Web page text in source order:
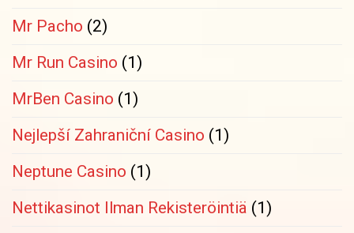
Mr Pacho (2)
Mr Run Casino (1)
MrBen Casino (1)
Nejlepší Zahraniční Casino (1)
Neptune Casino (1)
Nettikasinot Ilman Rekisteröintiä (1)